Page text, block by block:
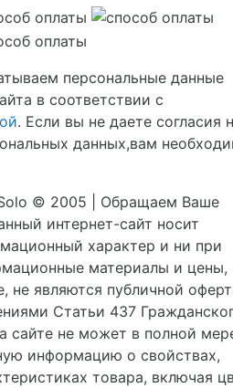
персональные данные
в соответствии с
. Если вы не даете согласия
данных,вам
© 2005 | Обращаем Ваше
интернет-сайт носит
характер и ни при
материалы и цены,
не являются публичной
Статьи 437
сайте не может в полной
информацию о свойствах,
товара, включая